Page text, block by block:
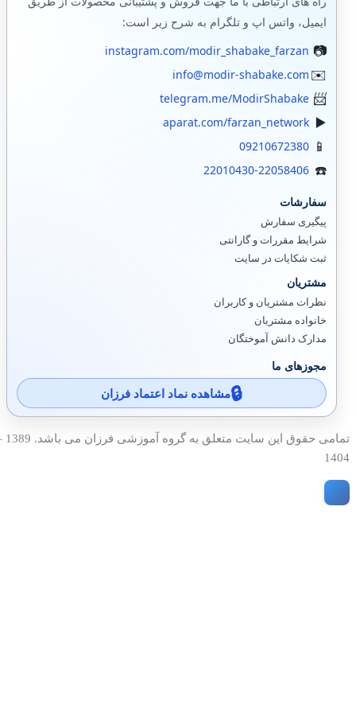
ایمیل، واتس اپ و تلگرام به شرح زیر است:
instagram.com/modir_shabake_farzan
info@modir-shabake.com
telegram.me/ModirShabake
aparat.com/farzan_network
09210672380
22010430-22058406
سفارشات
پیگیری سفارش
شرایط مقررات و گارانتی
ثبت شکایات در سایت
مشتریان
نظرات مشتریان و کاربران
خانواده مشتریان
مدارک دانش آموختگان
مجوزهای ما
مشاهده نماد اعتماد فرزان
تمامی حقوق این
1404